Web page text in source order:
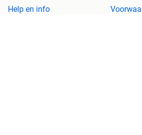
Help en info